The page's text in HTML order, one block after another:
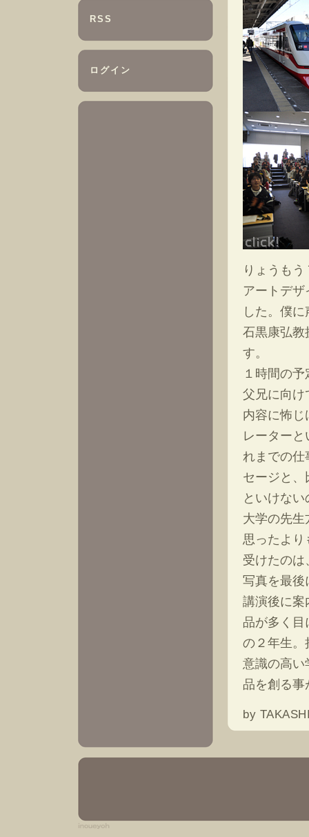
RSS
ログイン
りょうも
アートデ
した。僕
石黒康弘教
す。
１時間の
父兄に向
内容に怖
レーター
れまでの仕
セージと
といけな
大学の先
思ったより
受けたの
写真を最後
講演後に案
品が多く
の２年生。
意識の高い
品を創る
by